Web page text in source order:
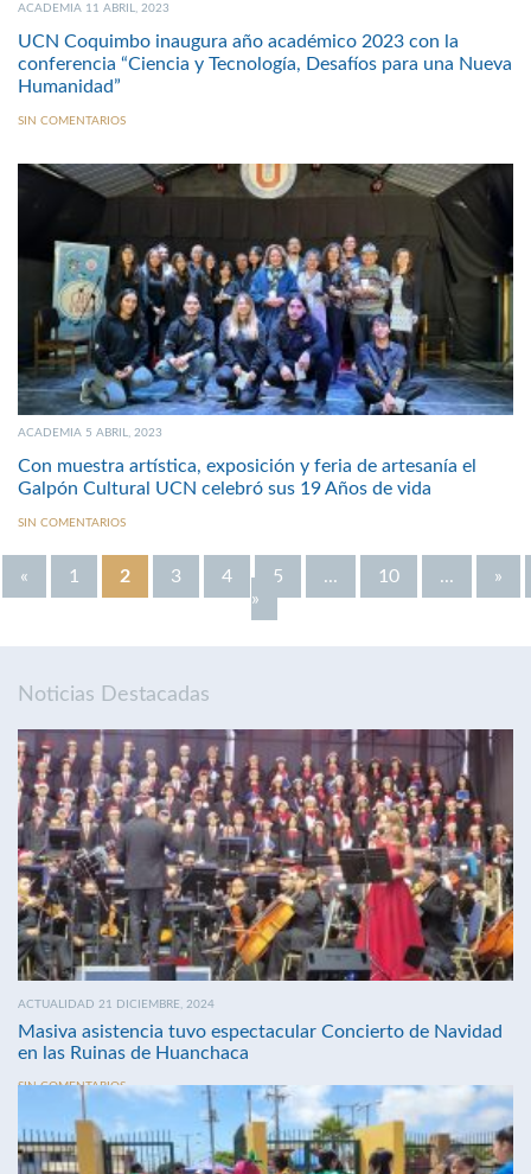
ACADEMIA 11 ABRIL, 2023
UCN Coquimbo inaugura año académico 2023 con la
conferencia “Ciencia y Tecnología, Desafíos para una Nueva
Humanidad”
SIN COMENTARIOS
ACADEMIA 5 ABRIL, 2023
Con muestra artística, exposición y feria de artesanía el
Galpón Cultural UCN celebró sus 19 Años de vida
SIN COMENTARIOS
« 1 2 3 4 5 ... 10 ...
»
»
Noticias Destacadas
ACTUALIDAD 21 DICIEMBRE, 2024
Masiva asistencia tuvo espectacular Concierto de Navidad
en las Ruinas de Huanchaca
SIN COMENTARIOS